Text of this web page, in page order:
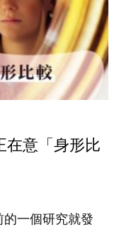
在意「身形比
一個研究就發